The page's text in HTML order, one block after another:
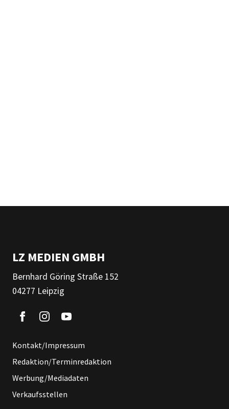
LZ MEDIEN GMBH
Bernhard Göring Straße 152
04277 Leipzig
Kontakt/Impressum
Redaktion/Terminredaktion
Werbung/Mediadaten
Verkaufsstellen